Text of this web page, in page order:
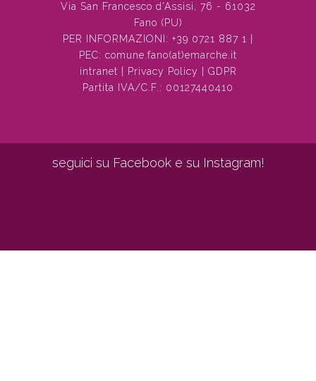
Via San Francesco d'Assisi, 76 - 61032
Fano (PU)
PER INFORMAZIONI: +39 0721 887 1
PEC: comune.fano(at)emarche.it
intranet
Privacy Policy
GDPR
Partita IVA/C.F.: 00127440410
seguici su Facebook e su Instagram!